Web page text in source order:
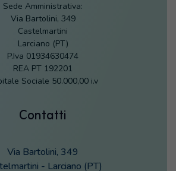
Sede Amministrativa:
Via Bartolini, 349
Castelmartini
Larciano (PT)
P.Iva 01934630474
REA PT 192201
Sociale 50.000,00 i.v
Contatti
Via Bartolini, 349
- Larciano (PT)